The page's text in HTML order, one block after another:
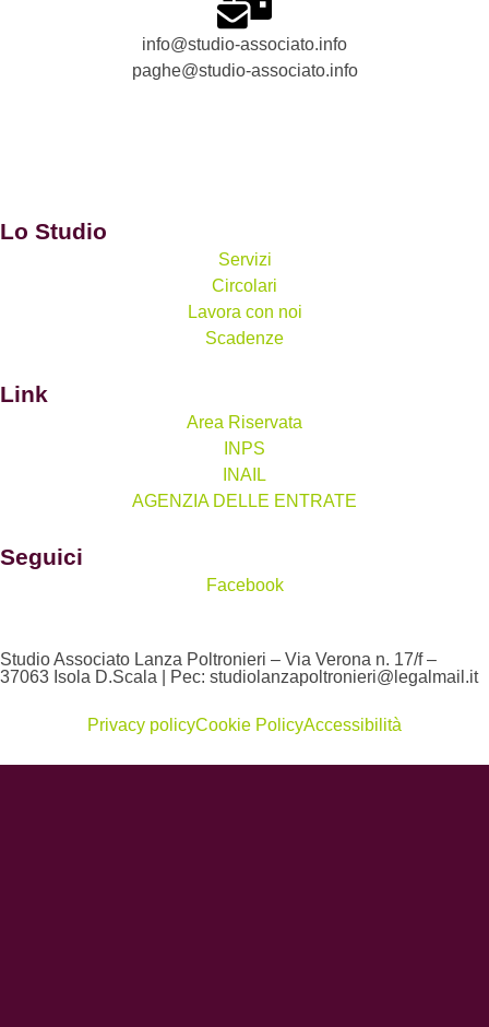
info@studio-associato.info
paghe@studio-associato.info
Lo Studio
Servizi
Circolari
Lavora con noi
Scadenze
Link
Area Riservata
INPS
INAIL
AGENZIA DELLE ENTRATE
Seguici
Facebook
Studio Associato Lanza Poltronieri – Via Verona n. 17/f –
37063 Isola D.Scala | Pec: studiolanzapoltronieri@legalmail.it
Privacy policyCookie PolicyAccessibilità